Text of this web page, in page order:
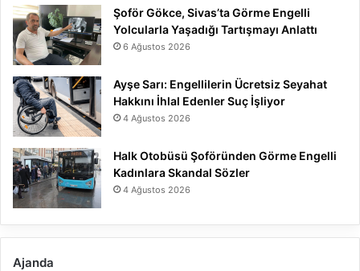
Şoför Gökce, Sivas’ta Görme Engelli
Yolcularla Yaşadığı Tartışmayı Anlattı
6 Ağustos 2026
Ayşe Sarı: Engellilerin Ücretsiz Seyahat
Hakkını İhlal Edenler Suç İşliyor
4 Ağustos 2026
Halk Otobüsü Şoföründen Görme Engelli
Kadınlara Skandal Sözler
4 Ağustos 2026
Ajanda